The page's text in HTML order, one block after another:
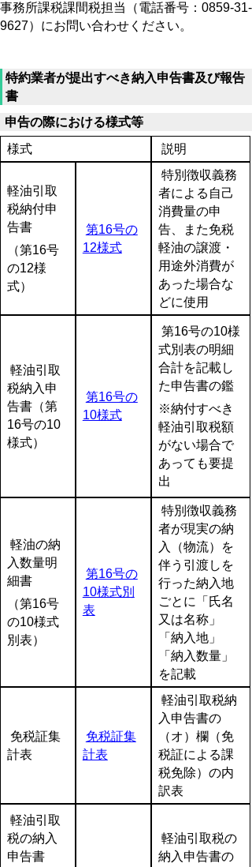
事務所課税課間税担当（電話番号：0859-31-
9627）にお問い合わせください。
特約業者が提出すべき納入申告書及び報告
書
申告の際における様式等
様式 説明
軽油引取
税納付申
告書
（第16号
の12様
式）
第16号の
12様式
特別徴収義務
者による自己
消費量の申
告、また免税
軽油の譲渡・
用途外消費が
あった場合な
どに使用
軽油引取
税納入申
告書（第
16号の10
様式）
第16号の
10様式
第16号の10様
式別表の明細
合計を記載し
た申告書の鑑
※納付すべき
軽油引取税額
がない場合で
あっても要提
出
軽油の納
入数量明
細書
（第16号
の10様式
別表）
第16号の
10様式別
表
特別徴収義務
者が現実の納
入（物流）を
伴う引渡しを
行った納入地
ごとに「氏名
又は名称」
「納入地」
「納入数量」
を記載
免税証集
計表
免税証集
計表
軽油引取税納
入申告書の
（オ）欄（免
税証による課
税免除）の内
訳表
軽油引取
税の納入
申告書
軽油引取税の
納入申告書の